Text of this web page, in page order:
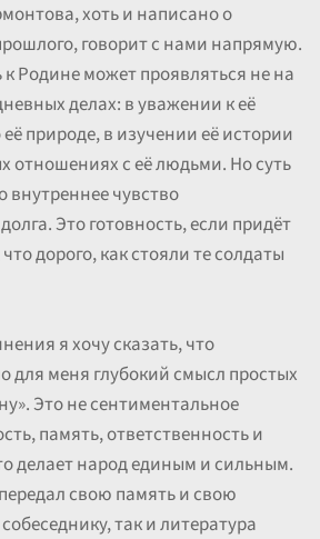
хоть и написано о
говорит с нами напрямую.
Родине может проявляться не на
делах: в уважении к её
природе, в изучении её истории
отношениях с её людьми. Но суть
внутреннее чувство
Это готовность, если придёт
дорого, как стояли те солдаты
я хочу сказать, что
для меня глубокий смысл простых
Это не сентиментальное
память, ответственность и
делает народ единым и сильным.
свою память и свою
так и литература